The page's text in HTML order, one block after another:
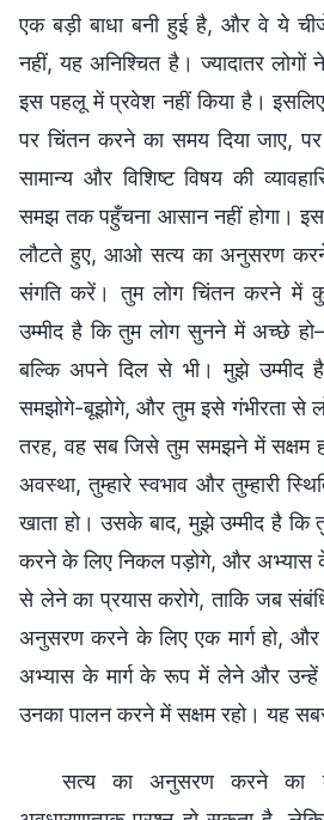
एक बड़ी बाधा बनी हुई है, और वे ये
नहीं, यह अनिश्चित है। ज्यादातर
इस पहलू में प्रवेश नहीं किया है।
पर चिंतन करने का समय दिया जाए, पर
सामान्य और विशिष्ट विषय की
समझ तक पहुँचना आसान नहीं होगा।
लौटते हुए, आओ सत्य का अनुसरण
संगति करें। तुम लोग चिंतन करने में
उम्मीद है कि तुम लोग सुनने में अच्छे
बल्कि अपने दिल से भी। मुझे उम्मीद
समझोगे-बूझोगे, और तुम इसे गंभीरता से
तरह, वह सब जिसे तुम समझने में सक्षम
अवस्था, तुम्हारे स्वभाव और तुम्हारी
खाता हो। उसके बाद, मुझे उम्मीद है कि
करने के लिए निकल पड़ोगे, और अभ्यास के
से लेने का प्रयास करोगे, ताकि जब
अनुसरण करने के लिए एक मार्ग हो,
अभ्यास के मार्ग के रूप में लेने और उन्हें
उनका पालन करने में सक्षम रहो। यह
सत्य का अनुसरण करने का